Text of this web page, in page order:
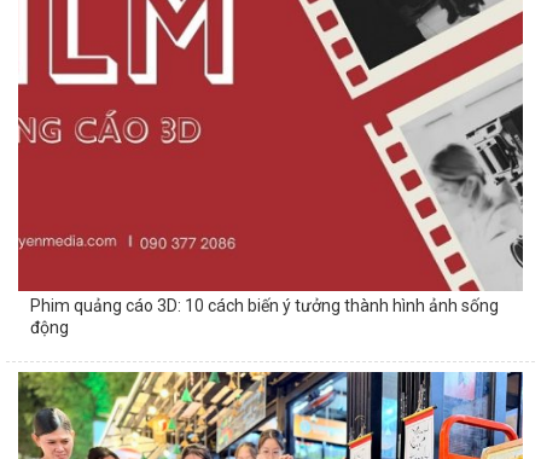
Phim quảng cáo 3D: 10 cách biến ý tưởng thành hình ảnh sống
động